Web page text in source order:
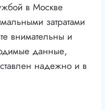
в Москве
затратами
внимательны и
данные,
надежно и в